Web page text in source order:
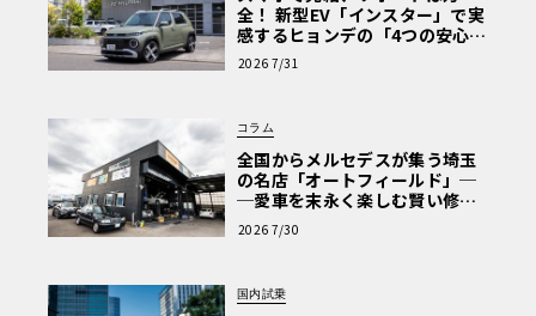
全！ 新型EV「インスター」で実
感するヒョンデの「4つの安心」
【第1回・ヒョンデ6つの疑問：
Why? Hyundai?】〈PR〉
2026 7/31
コラム
全国からメルセデスが集う埼玉
の名店「オートフィールド」─
─愛車を末永く楽しむ賢い修理
術と、プロがフックス製オイル
を選ぶ理由〈PR〉
2026 7/30
国内試乗